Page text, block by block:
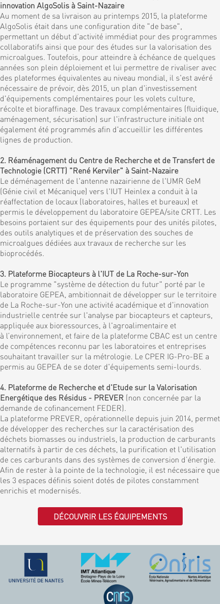
innovation AlgoSolis à Saint-Nazaire
Au moment de sa livraison au printemps 2015, la plateforme
AlgoSolis était dans une configuration dite "de base",
permettant un début d'activité immédiat pour des programmes
collaboratifs ainsi que pour des études sur la valorisation des
microalgues. Toutefois, pour atteindre à échéance de quelques
années son plein déploiement et lui permettre de rivaliser avec
des plateformes équivalentes au niveau mondial, il s'est avéré
nécessaire de prévoir, dès 2015, un plan d'investissement
d'équipements complémentaires pour les volets culture,
récolte et bioraffinage. Des travaux complémentaires (fluidique,
aménagement, sécurisation) sur l'infrastructure initiale ont
également été programmés afin d'accueillir les différentes
lignes de production.
2. Réaménagement du Centre de Recherche et de Transfert de
Technologie (CRTT) "René Kerviler" à Saint-Nazaire
Le déménagement de l'antenne nazairienne de l'UMR GeM
(Génie civil et Mécanique) vers l'IUT Heinlex a conduit à la
réaffectation de locaux (laboratoires, halles et bureaux) et
permis le développement du laboratoire GEPEA/site CRTT. Les
besoins portaient sur des équipements pour des unités pilotes,
des outils analytiques et de préservation des souches de
microalgues dédiées aux travaux de recherche sur les
bioprocédés.
3. Plateforme Biocapteurs à l'IUT de La Roche-sur-Yon
Le programme "système de détection du futur" porté par le
laboratoire GEPEA, ambitionnait de développer sur le territoire
de La Roche-sur-Yon une activité académique et d'innovation
industrielle centrée sur l'analyse par biocapteurs et capteurs,
appliquée aux bioressources, à l'agroalimentaire et
à l’environnement, et faire de la plateforme CBAC est un centre
de compétences reconnu par les laboratoires et entreprises
souhaitant travailler sur la métrologie. Le CPER IG-Pro-BE a
permis au GEPEA de se doter d'équipements semi-lourds.
4. Plateforme de Recherche et d'Etude sur la Valorisation
Energétique des Résidus - PREVER (non concernée par la
demande de cofinancement FEDER).
La plateforme PREVER, opérationnelle depuis juin 2014, permet
de développer des recherches sur la caractérisation des
déchets biomasses ou industriels, la production de carburants
alternatifs à partir de ces déchets, la purification et l'utilisation
de ces carburants dans des systèmes de conversion d’énergie.
Afin de rester à la pointe de la technologie, il est nécessaire que
les 3 espaces définis soient dotés de pilotes constamment
enrichis et modernisés.
DÉCOUVRIR LES ÉQUIPEMENTS